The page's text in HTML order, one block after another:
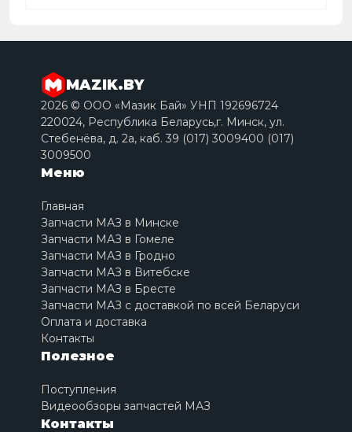
MAZIK.BY
2026 © ООО «Мазик Бай» УНП 192696724
220024, Республика Беларусь,г. Минск, ул.
Стебенёва, д. 2a, каб. 39 (017) 3009400 (017)
3009500
Меню
Главная
Запчасти МАЗ в Минске
Запчасти МАЗ в Гомеле
Запчасти МАЗ в Гродно
Запчасти МАЗ в Витебске
Запчасти МАЗ в Бресте
Запчасти МАЗ с доставкой по всей Беларуси
Оплата и доставка
Контакты
Полезное
Поступления
Видеообзоры запчастей МАЗ
Контакты